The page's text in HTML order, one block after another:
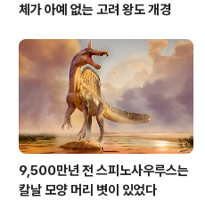
체가 아예 없는 고려 왕도 개경
9,500만년 전 스피노사우루스는
칼날 모양 머리 볏이 있었다